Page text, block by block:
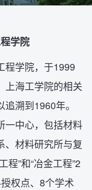
学院
程学院，于1999
上海工学院的相关
溯到1960年。
一中心，包括材料
、材料研究所与复
程”和“冶金工程”2
权点、8个学术